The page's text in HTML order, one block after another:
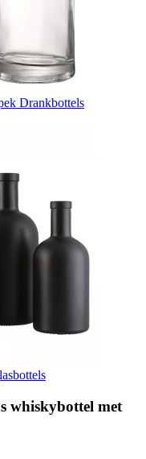
Drankbottels
whiskybottel met